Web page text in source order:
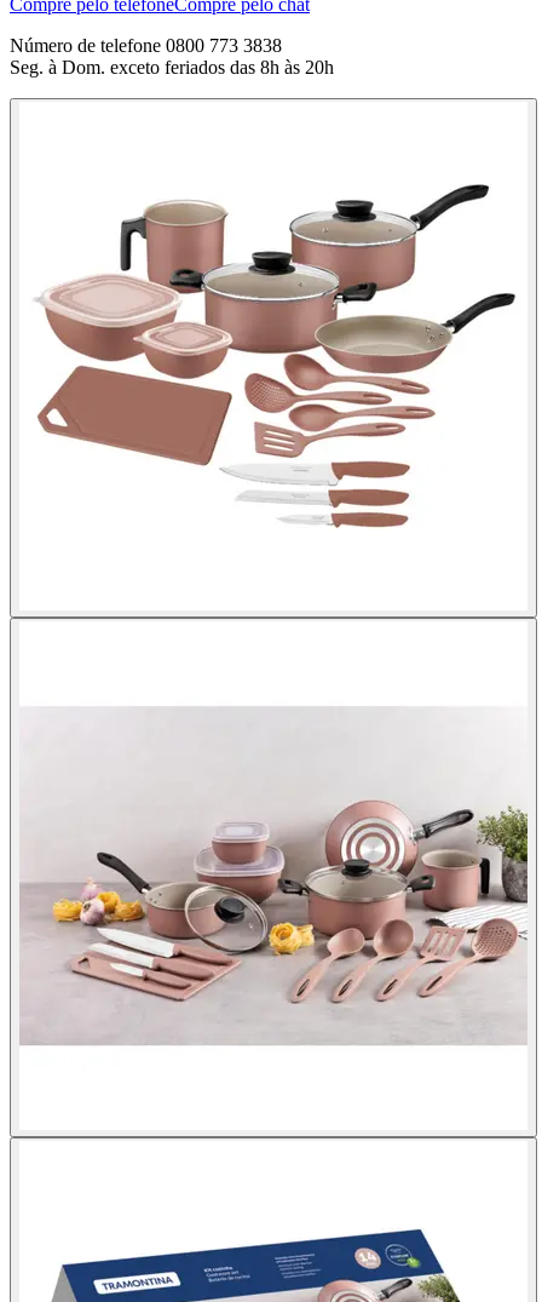
Número de telefone 0800 773 3838
Seg. à Dom. exceto feriados das 8h às 20h